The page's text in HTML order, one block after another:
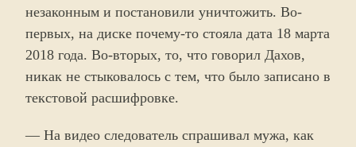
незаконным и постановили уничтожить. Во-
первых, на диске почему-то стояла дата 18 марта
2018 года. Во-вторых, то, что говорил Дахов,
никак не стыковалось с тем, что было записано в
текстовой расшифровке.
— На видео следователь спрашивал мужа, как